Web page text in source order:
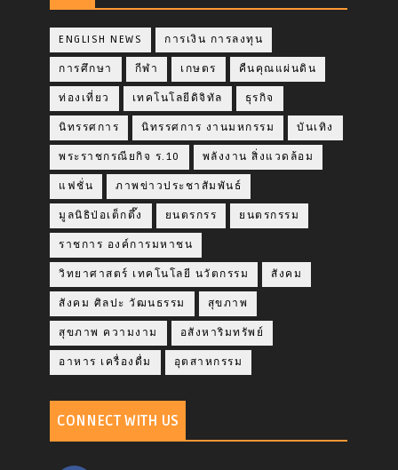
ENGLISH NEWS การเงิน การลงทุน
การศึกษา กีฬา เกษตร คืนคุณแผ่นดิน
ท่องเที่ยว เทคโนโลยีดิจิทัล ธุรกิจ
นิทรรศการ นิทรรศการ งานมหกรรม บันเทิง
พระราชกรณียกิจ ร.10 พลังงาน สิ่งแวดล้อม
แฟชั่น ภาพข่าวประชาสัมพันธ์
มูลนิธิป่อเต็กตึ๊ง ยนตรกรร ยนตรกรรม
ราชการ องค์การมหาชน
วิทยาศาสตร์ เทคโนโลยี นวัตกรรม สังคม
สังคม ศิลปะ วัฒนธรรม สุขภาพ
สุขภาพ ความงาม อสังหาริมทรัพย์
อาหาร เครื่องดื่ม อุตสาหกรรม
CONNECT WITH US